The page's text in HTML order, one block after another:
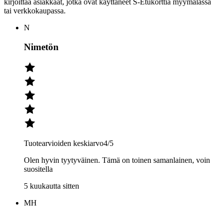
tai verkkokaupassa.
N
Nimetön
Tuotearvioiden keskiarvo4/5
Olen hyvin tyytyväinen. Tämä on toinen samanlainen, voin
suositella
5 kuukautta sitten
MH